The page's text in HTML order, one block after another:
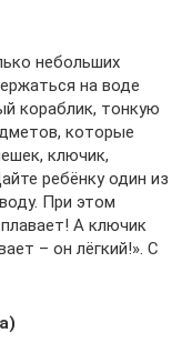
небольших
на воде
кораблик, тонкую
которые
ключик,
ребёнку один из
При этом
А ключик
– он лёгкий!». С